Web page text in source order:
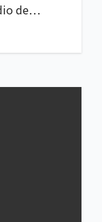
de…